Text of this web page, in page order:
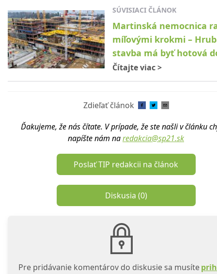
SÚVISIACI ČLÁNOK
Martinská nemocnica
míľovými krokmi –
stavba má byť hotová
Čítajte viac>
Zdieľať článok
Ďakujeme, že nás čítate. V prípade, že ste našli v článku
napíšte nám naredakcia@sp21.sk
Poslať TIP redakcii na článok
Diskusia (0)
Pre pridávanie komentárov do diskusie sa musíte